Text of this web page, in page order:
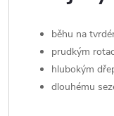
běhu na
prudkým
hlubokým
dlouhému